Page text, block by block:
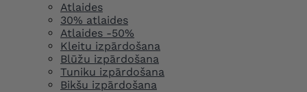
Atlaides
30% atlaides
Atlaides -50%
Kleitu izpārdošana
Blūžu izpārdošana
Tuniku izpārdošana
Bikšu izpārdošana